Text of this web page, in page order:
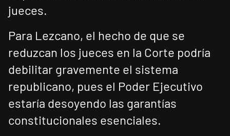
jueces.
Para Lezcano, el hecho de que se
reduzcan los jueces en la Corte podría
debilitar gravemente el sistema
republicano, pues el Poder Ejecutivo
estaría desoyendo las garantías
constitucionales esenciales.